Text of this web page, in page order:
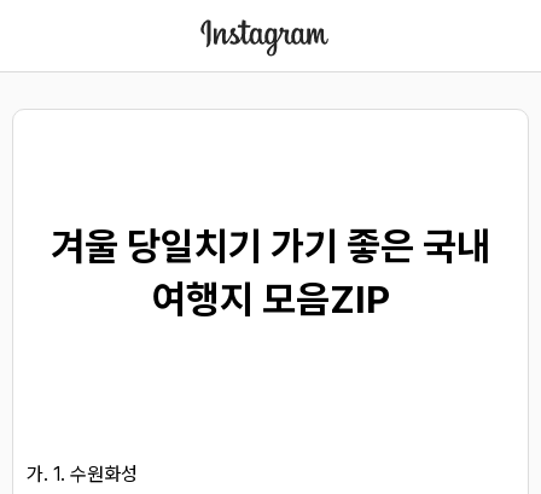
겨울 당일치기 가기 좋은 국내
여행지 모음ZIP
1. 수원화성